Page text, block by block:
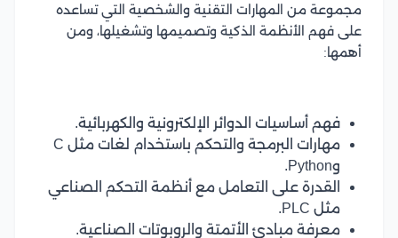
مجموعة من المهارات التقنية والشخصية التي تساعده
على فهم الأنظمة الذكية وتصميمها وتشغيلها، ومن
أهمها:
فهم أساسيات الدوائر الإلكترونية والكهربائية.
مهارات البرمجة والتحكم باستخدام لغات مثل C
وPython.
القدرة على التعامل مع أنظمة التحكم الصناعي
مثل PLC.
معرفة مبادئ الأتمتة والروبوتات الصناعية.